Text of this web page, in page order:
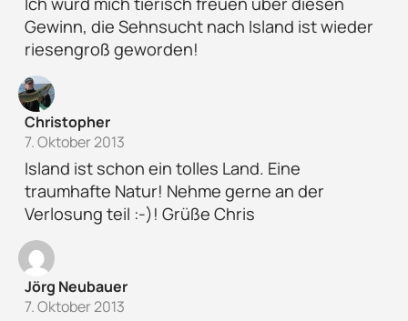
Gewinn, die Sehnsucht nach Island ist wieder
riesengroß geworden!
Christopher
7. Oktober 2013
Island ist schon ein tolles Land. Eine
traumhafte Natur! Nehme gerne an der
Verlosung teil :-)! Grüße Chris
Jörg Neubauer
7. Oktober 2013